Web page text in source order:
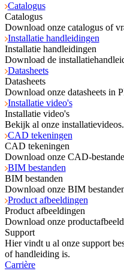
Catalogus
Catalogus
Download onze catalogus of
Installatie handleidingen
Installatie handleidingen
Download de
Datasheets
Datasheets
Download onze datasheets in
Installatie video's
Installatie video's
Bekijk al onze installatievideos.
CAD tekeningen
CAD tekeningen
Download onze CAD-
BIM bestanden
BIM bestanden
Download onze BIM
Product afbeeldingen
Product afbeeldingen
Download onze
Support
Hier vindt u al onze support
of handleiding is.
Carrière